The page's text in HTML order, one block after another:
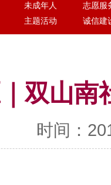
未成年人
志愿服
主题活动 诚信建
双山南
时间：